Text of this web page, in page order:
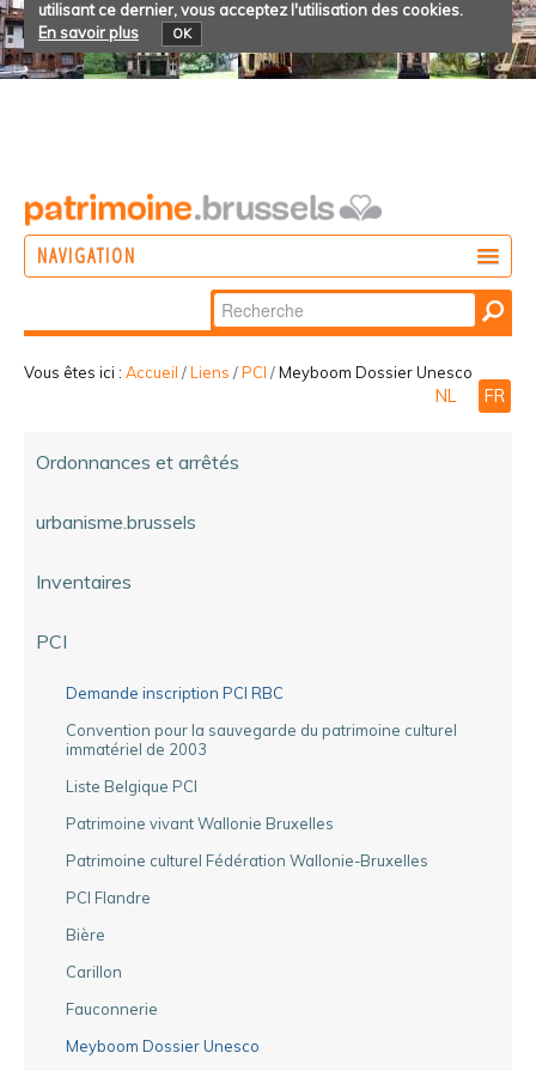
utilisant ce dernier, vous acceptez l'utilisation des cookies.
En savoir plus
OK
NAVIGATION
Chercher par
Recherche
avancée…
Vous êtes ici : Accueil /Liens /PCI /Meyboom Dossier Unesco
NL FR
Ordonnances et arrêtés
urbanisme.brussels
Inventaires
PCI
Demande inscription PCI RBC
Convention pour la sauvegarde du patrimoine culturel
immatériel de 2003
Liste Belgique PCI
Patrimoine vivant Wallonie Bruxelles
Patrimoine culturel Fédération Wallonie-Bruxelles
PCI Flandre
Bière
Carillon
Fauconnerie
Meyboom Dossier Unesco